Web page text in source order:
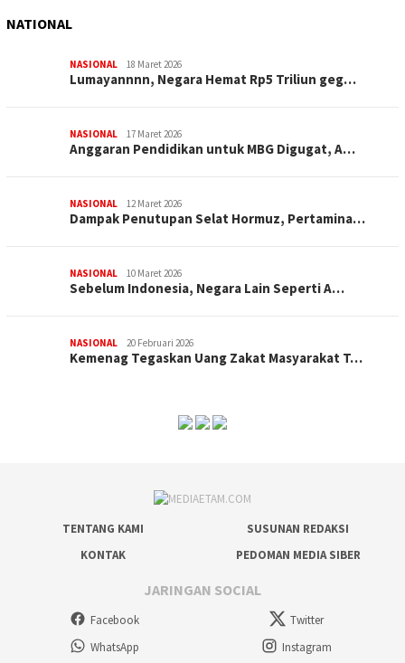
NATIONAL
NASIONAL 18 Maret 2026
Lumayannnn, Negara Hemat Rp5 Triliun geg…
NASIONAL 17 Maret 2026
Anggaran Pendidikan untuk MBG Digugat, A…
NASIONAL 12 Maret 2026
Dampak Penutupan Selat Hormuz, Pertamina…
NASIONAL 10 Maret 2026
Sebelum Indonesia, Negara Lain Seperti A…
NASIONAL 20 Februari 2026
Kemenag Tegaskan Uang Zakat Masyarakat T…
TENTANG KAMI
SUSUNAN REDAKSI
KONTAK
PEDOMAN MEDIA SIBER
JARINGAN SOCIAL
Facebook
Twitter
WhatsApp
Instagram